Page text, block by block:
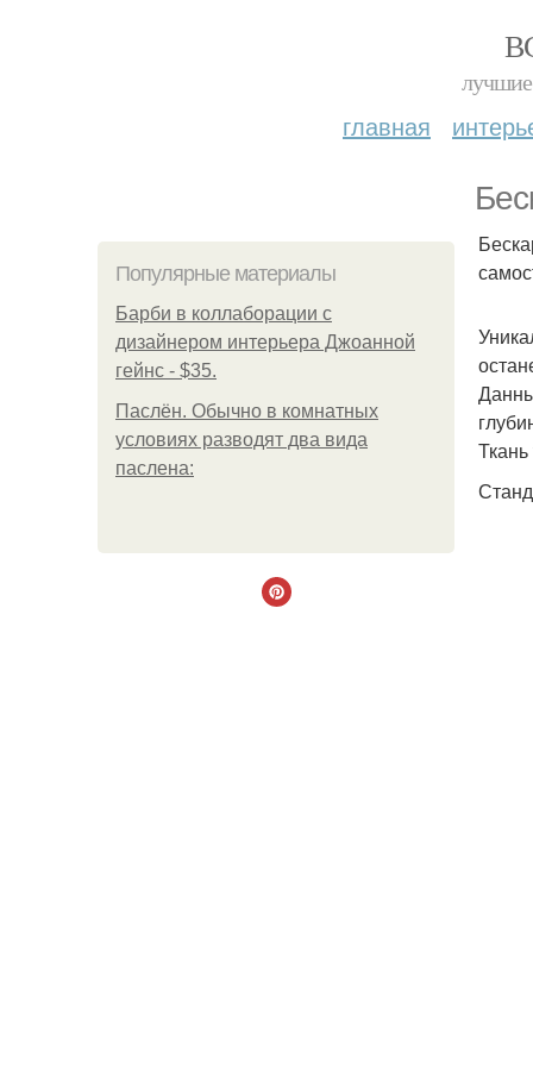
лучшие
главная
Популярные материалы
Барби в коллаборации с
дизайнером интерьера Джоанной
гейнс - $35.
Паслён. Обычно в комнатных
условиях разводят два вида
паслена: